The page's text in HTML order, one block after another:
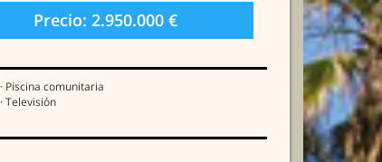
Precio: 2.950.000 €
· Piscina comunitaria
· Televisión